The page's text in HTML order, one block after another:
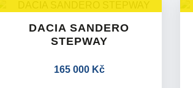
DACIA SANDERO
STEPWAY
165 000 Kč